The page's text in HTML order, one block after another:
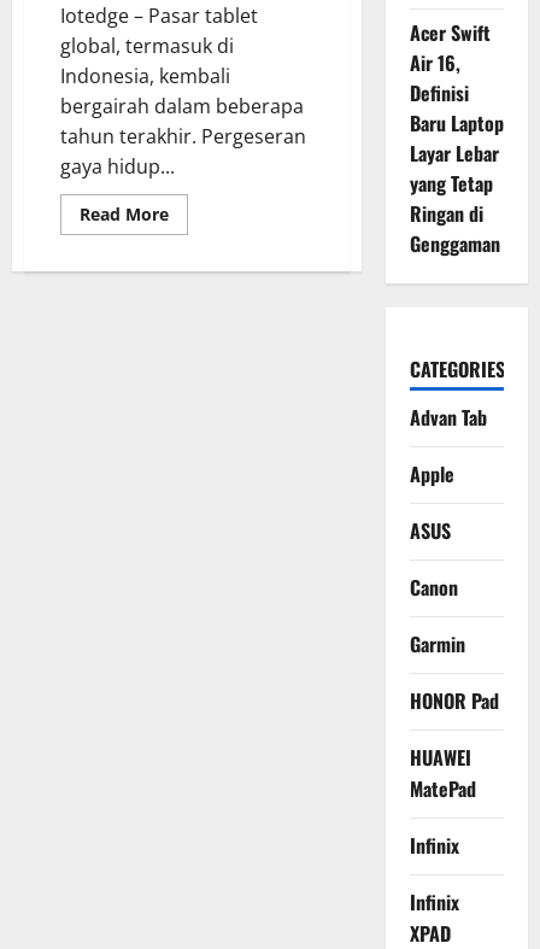
Iotedge – Pasar tablet
global, termasuk di
Indonesia, kembali
bergairah dalam beberapa
tahun terakhir. Pergeseran
gaya hidup...
Read MoreRead
more
Pad
Acer Swift
Air 16,
Definisi
Baru Laptop
Layar Lebar
yang Tetap
Ringan di
Genggaman
CATEGORIES
Advan Tab
Apple
ASUS
Canon
Garmin
HONOR Pad
HUAWEI
MatePad
Infinix
Infinix
XPAD